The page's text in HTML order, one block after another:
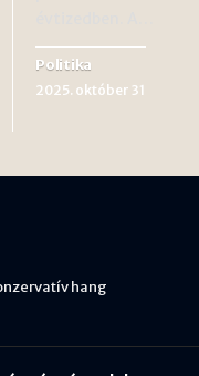
Politika
2025. október 31
hang